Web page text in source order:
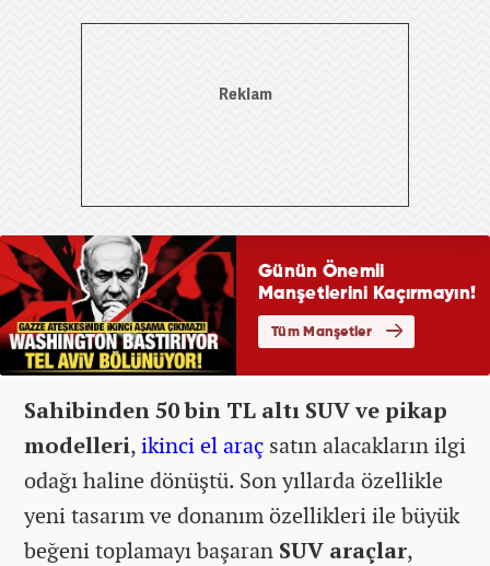
Sahibinden 50 bin TL altı SUV ve pikap
modelleri,ikinci el araç satın alacakların ilgi
odağı haline dönüştü. Son yıllarda özellikle
yeni tasarım ve donanım özellikleri ile büyük
beğeni toplamayı başaran SUV araçlar,